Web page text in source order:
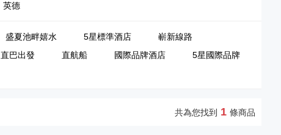
英德
盛夏池畔嬉水 5星標準酒店
嶄新線路
直巴出發 直航船 國際品牌酒店
5星國際品牌
共為您找到 1 條商品